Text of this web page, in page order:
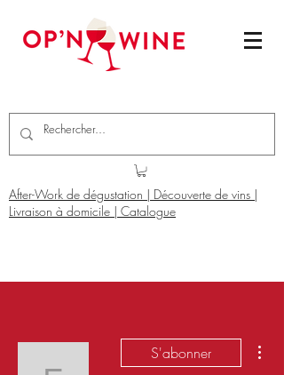
After-Work de dégustation | Découverte de vins |
Livraison à domicile | Catalogue
S'abonner